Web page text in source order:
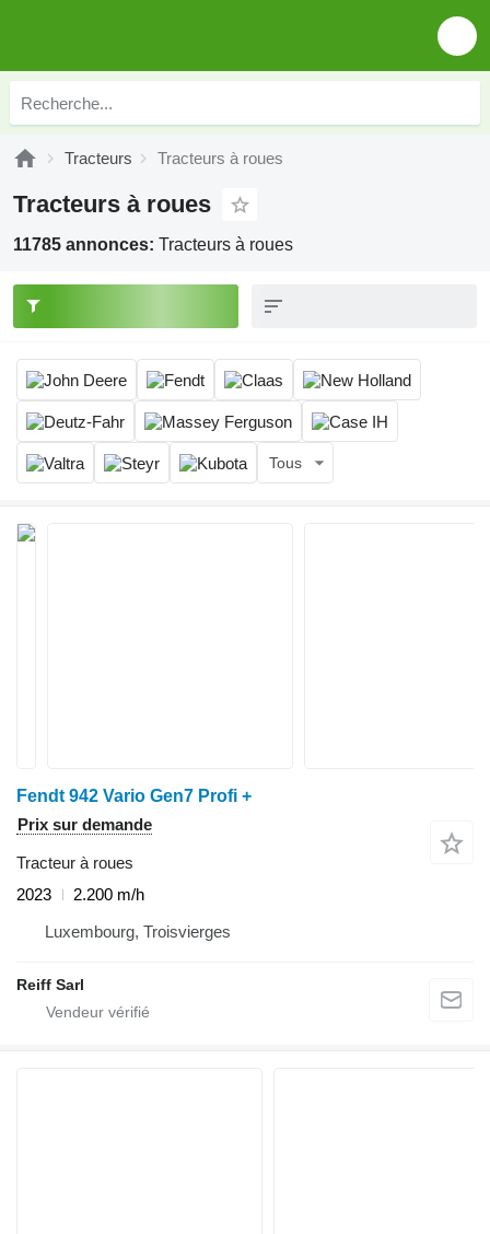
Tracteurs Tracteurs à roues
Tracteurs à roues
11785 annonces: Tracteurs à roues
Tous
Fendt 942 Vario Gen7 Profi +
Prix sur demande
Tracteur à roues
2023
2.200 m/h
Luxembourg, Troisvierges
Reiff Sarl